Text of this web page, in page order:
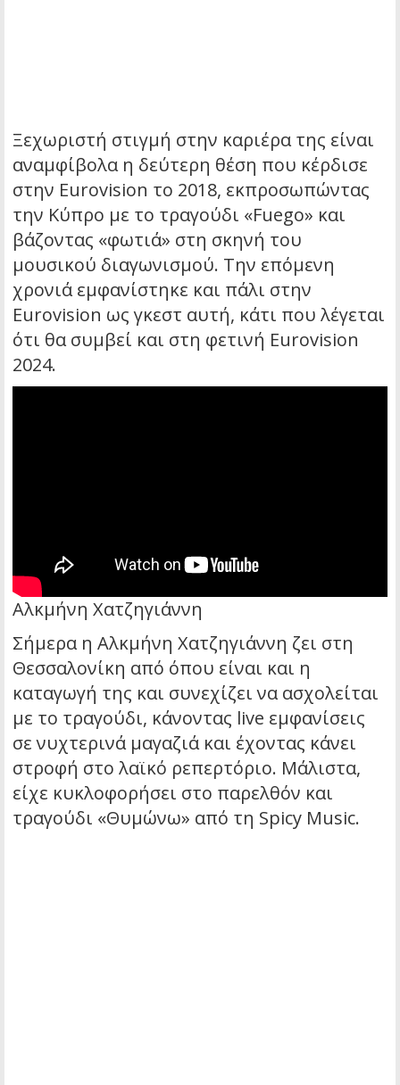
Ξεχωριστή στιγμή στην καριέρα της είναι
αναμφίβολα η δεύτερη θέση που κέρδισε
στην Eurovision το 2018, εκπροσωπώντας
την Κύπρο με το τραγούδι «Fuego» και
βάζοντας «φωτιά» στη σκηνή του
μουσικού διαγωνισμού. Την επόμενη
χρονιά εμφανίστηκε και πάλι στην
Eurovision ως γκεστ αυτή, κάτι που λέγεται
ότι θα συμβεί και στη φετινή Eurovision
2024.
Αλκμήνη Χατζηγιάννη
Σήμερα η Αλκμήνη Χατζηγιάννη ζει στη
Θεσσαλονίκη από όπου είναι και η
καταγωγή της και συνεχίζει να ασχολείται
με το τραγούδι, κάνοντας live εμφανίσεις
σε νυχτερινά μαγαζιά και έχοντας κάνει
στροφή στο λαϊκό ρεπερτόριο. Μάλιστα,
είχε κυκλοφορήσει στο παρελθόν και
τραγούδι «Θυμώνω» από τη Spicy Music.